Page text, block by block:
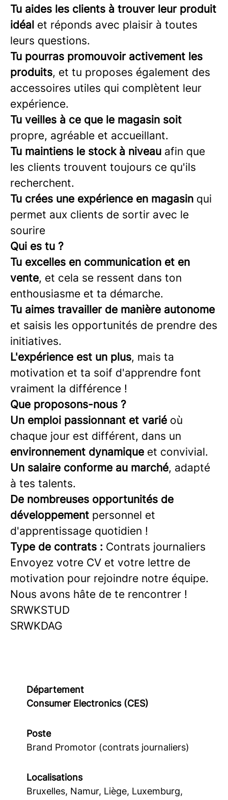
Tu aides les clients à trouver leur produit
idéal et réponds avec plaisir à toutes
leurs questions.
Tu pourras promouvoir activement les
produits, et tu proposes également des
accessoires utiles qui complètent leur
expérience.
Tu veilles à ce que le magasin soit
propre, agréable et accueillant.
Tu maintiens le stock à niveau afin que
les clients trouvent toujours ce qu'ils
recherchent.
Tu crées une expérience en magasin qui
permet aux clients de sortir avec le
sourire
Qui es tu ?
Tu excelles en communication et en
vente, et cela se ressent dans ton
enthousiasme et ta démarche.
Tu aimes travailler de manière autonome
et saisis les opportunités de prendre des
initiatives.
L'expérience est un plus, mais ta
motivation et ta soif d'apprendre font
vraiment la différence !
Que proposons-nous ?
Un emploi passionnant et varié où
chaque jour est différent, dans un
environnement dynamique et convivial.
Un salaire conforme au marché, adapté
à tes talents.
De nombreuses opportunités de
développement personnel et
d'apprentissage quotidien !
Type de contrats : Contrats journaliers
Envoyez votre CV et votre lettre de
motivation pour rejoindre notre équipe.
Nous avons hâte de te rencontrer !
SRWKSTUD
SRWKDAG
Département
Consumer Electronics (CES)
Poste
Brand Promotor (contrats journaliers)
Localisations
Bruxelles, Namur, Liège, Luxemburg,